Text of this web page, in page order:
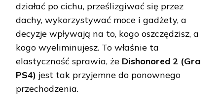
działać po cichu, prześlizgiwać się przez
dachy, wykorzystywać moce i gadżety, a
decyzje wpływają na to, kogo oszczędzisz, a
kogo wyeliminujesz. To właśnie ta
elastyczność sprawia, że Dishonored 2 (Gra
PS4) jest tak przyjemne do ponownego
przechodzenia.